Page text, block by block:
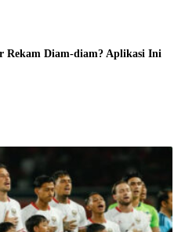
Rekam Diam-diam? Aplikasi Ini